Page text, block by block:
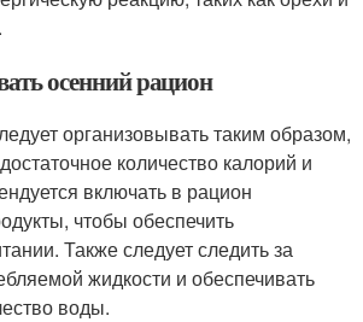
осенний рацион
организовывать таким образом,
количество калорий и
включать в рацион
чтобы обеспечить
Также следует следить за
жидкости и обеспечивать
воды.